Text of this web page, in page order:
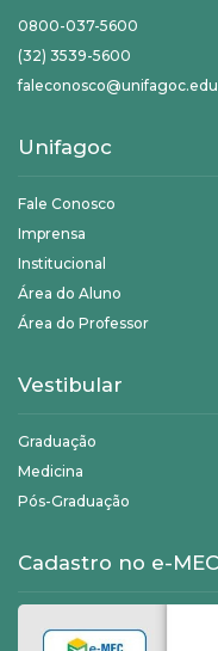
0800-037-5600
(32) 3539-5600
Unifagoc
Fale Conosco
Imprensa
Institucional
Área do Aluno
Área do Professor
Vestibular
Graduação
Medicina
Pós-Graduação
Cadastro no e-MEC